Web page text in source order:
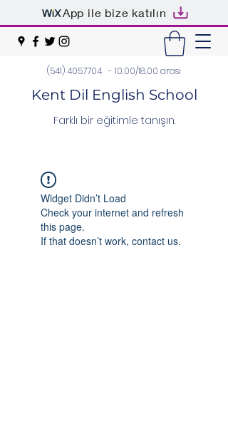
App ile bize katılın
(541) 4057704 - 10.00/18.00 arası
Kent Dil English School
Farklı bir eğitimle tanışın.
Widget Didn’t Load
Check your internet and refresh
this page.
If that doesn’t work, contact us.